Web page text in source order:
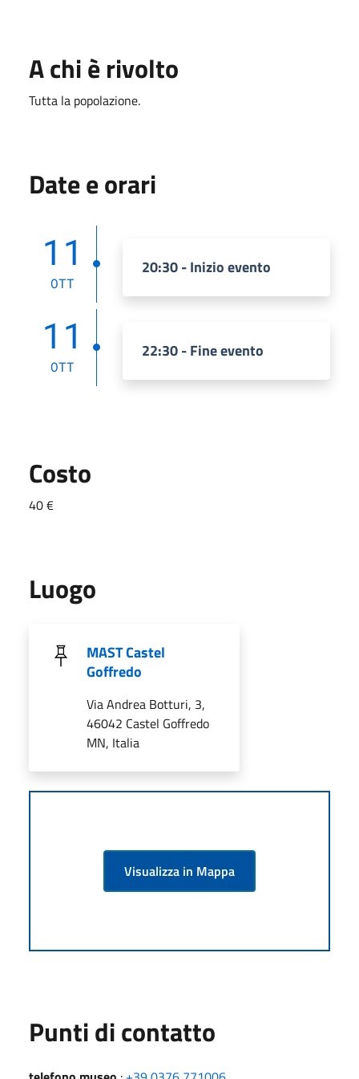
A chi è rivolto
Tutta la popolazione.
Date e orari
11
OTT
20:30 - Inizio evento
11
OTT
22:30 - Fine evento
Costo
40 €
Luogo
MAST Castel
Goffredo
Via Andrea Botturi, 3,
46042 Castel Goffredo
MN, Italia
Visualizza in Mappa
Punti di contatto